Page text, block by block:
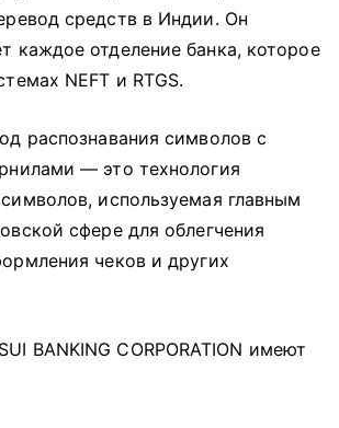
средств в Индии. Он
каждое отделение банка, которое
NEFT и RTGS.
распознавания символов с
— это технология
используемая главным
сфере для облегчения
чеков и других
BANKING CORPORATION имеют